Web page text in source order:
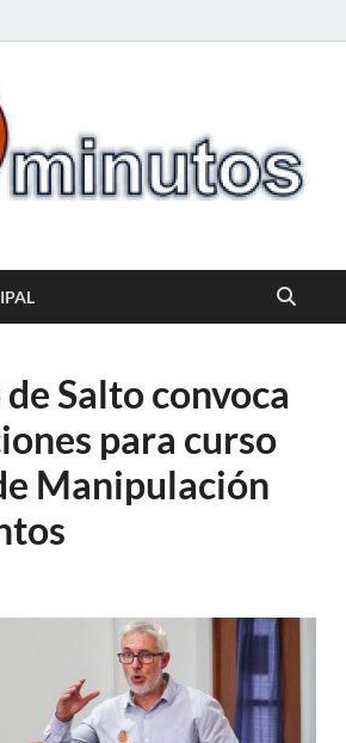
Salto convoca
para curso
Manipulación